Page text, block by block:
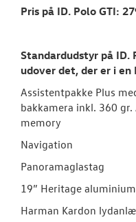
Pris på ID. Polo GTI:
Standardudstyr på ID.
udover det, der er i en
Assistentpakke Plus
bakkamera inkl. 360 gr.
memory
Navigation
Panoramaglastag
19” Heritage
Harman Kardon